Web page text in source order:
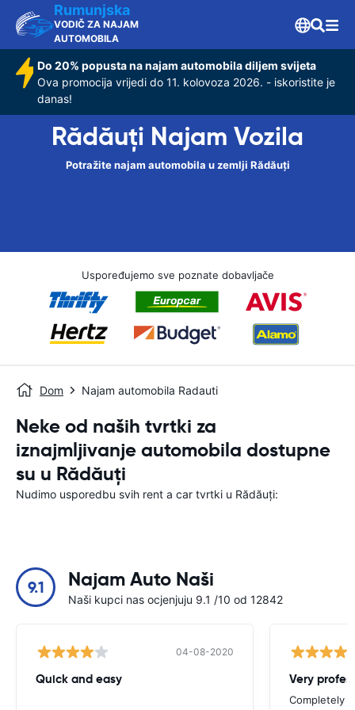
Rumunjska
VODIČ ZA NAJAM
AUTOMOBILA
Do 20% popusta na najam automobila diljem svijeta
Ova promocija vrijedi do 11. kolovoza 2026. - iskoristite je
danas!
Rădăuți Najam Vozila
Potražite najam automobila u zemlji Rădăuți
Uspoređujemo sve poznate dobavljače
Dom Najam automobila Radauti
Neke od naših tvrtki za
iznajmljivanje automobila dostupne
su u Rădăuți
Nudimo usporedbu svih rent a car tvrtki u Rădăuți:
9.1 Najam Auto Naši
Naši kupci nas ocjenjuju 9.1 /10 od 12842
04-08-2020
Quick and easy
Completely